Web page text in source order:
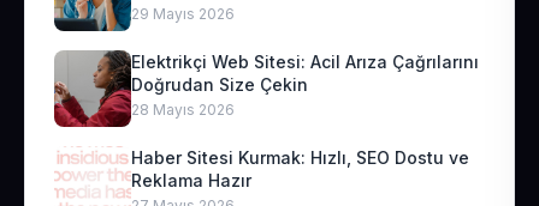
29 Mayıs 2026
Elektrikçi Web Sitesi: Acil Arıza Çağrılarını
Doğrudan Size Çekin
28 Mayıs 2026
Haber Sitesi Kurmak: Hızlı, SEO Dostu ve
Reklama Hazır